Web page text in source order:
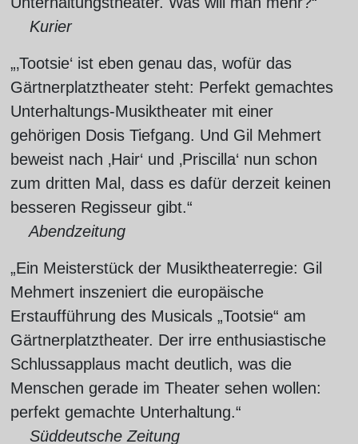
Kurier
„‚Tootsie‘ ist eben genau das, wofür das
Gärtnerplatztheater steht: Perfekt gemachtes
Unterhaltungs-Musiktheater mit einer
gehörigen Dosis Tiefgang. Und Gil Mehmert
beweist nach ‚Hair‘ und ‚Priscilla‘ nun schon
zum dritten Mal, dass es dafür derzeit keinen
besseren Regisseur gibt.“
Abendzeitung
„Ein Meisterstück der Musiktheaterregie: Gil
Mehmert inszeniert die europäische
Erstaufführung des Musicals „Tootsie“ am
Gärtnerplatztheater. Der irre enthusiastische
Schlussapplaus macht deutlich, was die
Menschen gerade im Theater sehen wollen:
perfekt gemachte Unterhaltung.“
Süddeutsche Zeitung